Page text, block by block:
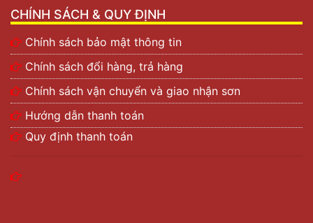
CHÍNH SÁCH & QUY ĐỊNH
Chính sách bảo mật thông tin
Chính sách đổi hàng, trả hàng
Chính sách vận chuyển và giao nhận sơn
Hướng dẫn thanh toán
Quy định thanh toán